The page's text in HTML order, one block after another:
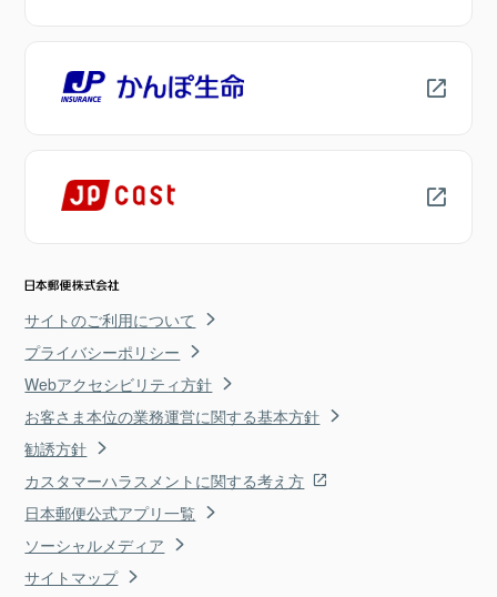
サイトのご利用について
プライバシーポリシー
Webアクセシビリティ方針
お客さま本位の業務運営に関する基本方針
勧誘方針
カスタマーハラスメントに関する考え方
日本郵便公式アプリ一覧
ソーシャルメディア
サイトマップ